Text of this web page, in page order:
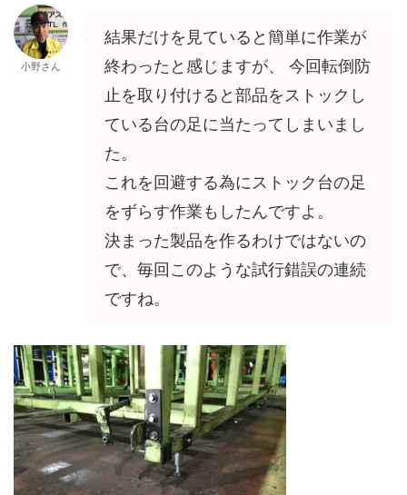
小野さん
結果だけを見ていると簡単に作業が
終わったと感じますが、 今回転倒防
止を取り付けると部品をストックし
ている台の足に当たってしまいまし
た。
これを回避する為にストック台の足
をずらす作業もしたんですよ。
決まった製品を作るわけではないの
で、毎回このような試行錯誤の連続
ですね。